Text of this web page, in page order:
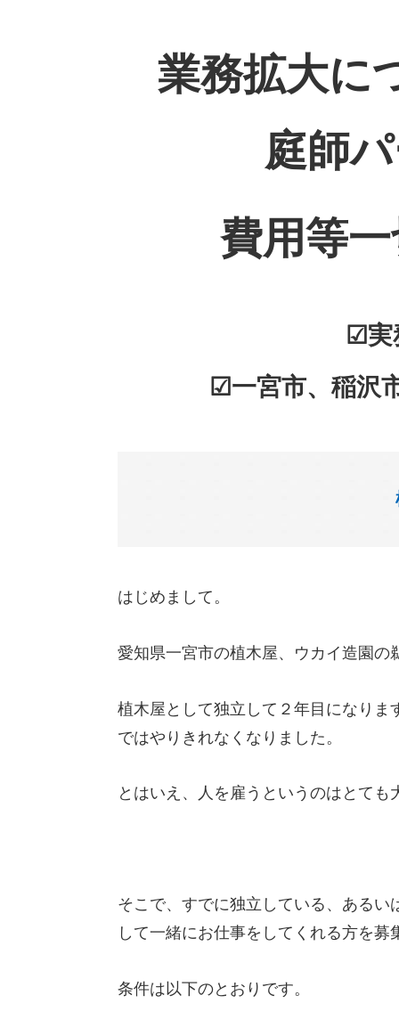
業務拡大に
庭師
費用等
☑実
☑一宮市、稲沢
はじめまして。
愛知県一宮市の植木屋、ウカイ造園の
植木屋として独立して２年目になり
ではやりきれなくなりました。
とはいえ、人を雇うというのはとて
そこで、すでに独立している、ある
して一緒にお仕事をしてくれる方を募
条件は以下のとおりです。